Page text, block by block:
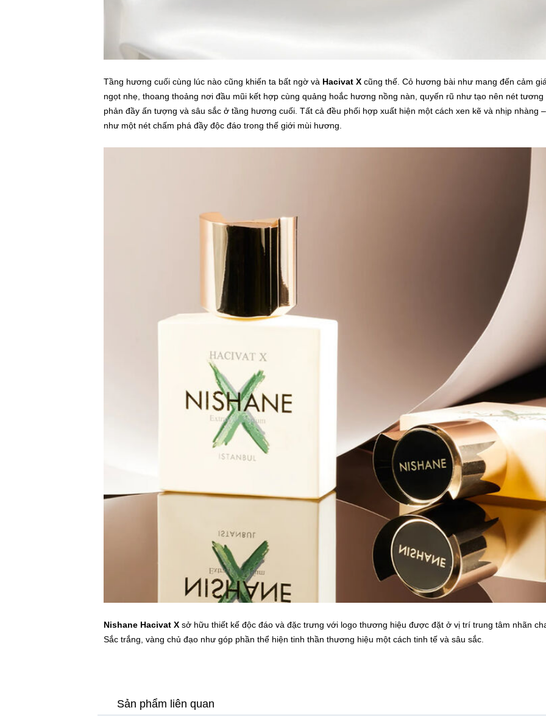
Tầng hương cuối cùng lúc nào cũng khiến ta bất ngờ và Hacivat X cũng thế. Cỏ hương bài như mang đến cảm
ngọt nhẹ, thoang thoảng nơi đầu mũi kết hợp cùng quảng hoắc hương nồng nàn, quyến rũ như tạo nên nét tương
phản đầy ấn tượng và sâu sắc ở tầng hương cuối. Tất cả đều phối hợp xuất hiện một cách xen kẽ và nhịp nhàng –
như một nét chấm phá đầy độc đáo trong thế giới mùi hương.
Nishane Hacivat X sở hữu thiết kế độc đáo và đặc trưng với logo thương hiệu được đặt ở vị trí trung tâm nhãn
Sắc trắng, vàng chủ đạo như góp phần thể hiện tinh thần thương hiệu một cách tinh tế và sâu sắc.
Sản phẩm liên quan